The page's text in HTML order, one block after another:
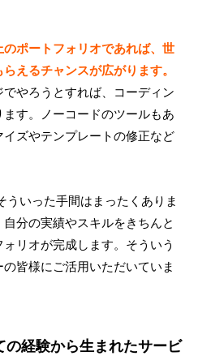
のポートフォリオであれば、世
えるチャンスが広がります。
やろうとすれば、コーディン
す。ノーコードのツールもあ
ズやテンプレートの修正など
ういった手間はまったくありま
分の実績やスキルをきちんと
リオが完成します。そういう
皆様にご活用いただいていま
の経験から生まれたサービ